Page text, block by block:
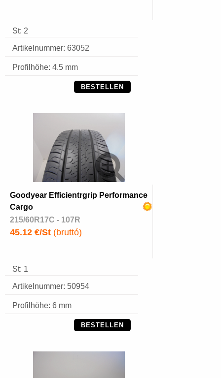
St: 2
Artikelnummer: 63052
Profilhöhe: 4.5 mm
BESTELLEN
Goodyear Efficientrgrip Performance
Cargo
215/60R17C - 107R
45.12 €/St (bruttó)
St: 1
Artikelnummer: 50954
Profilhöhe: 6 mm
BESTELLEN